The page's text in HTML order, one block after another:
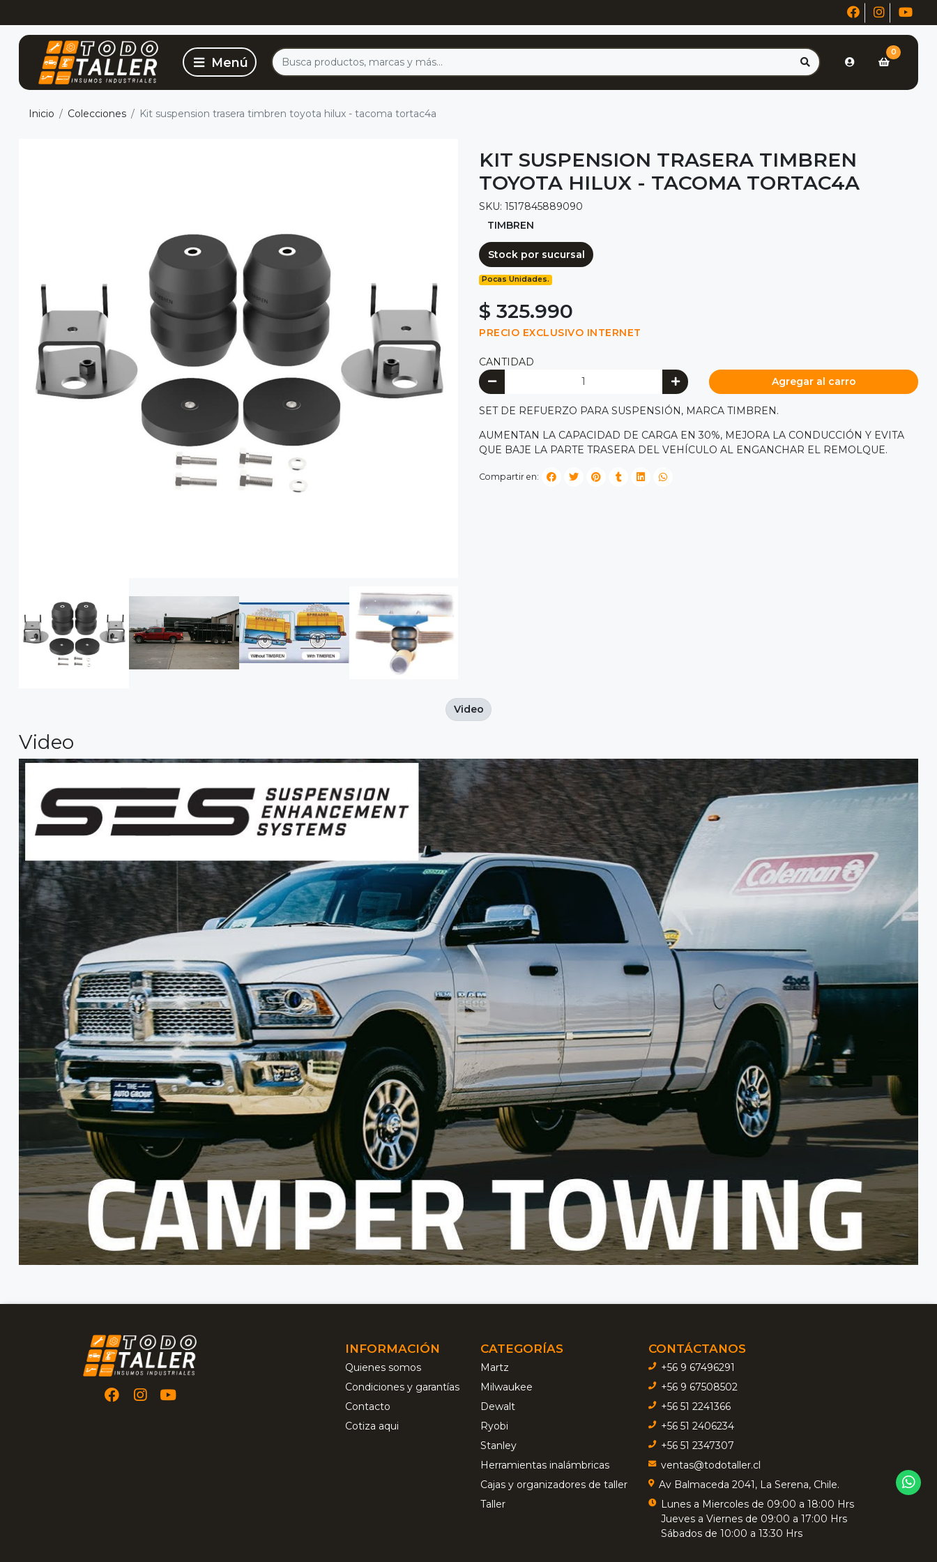
0
Inicio Colecciones Kit suspension trasera timbren toyota hilux - tacoma tortac4a
KIT SUSPENSION TRASERA TIMBREN
TOYOTA HILUX - TACOMA TORTAC4A
SKU: 1517845889090
TIMBREN
Stock por sucursal
Pocas Unidades.
$ 325.990
PRECIO EXCLUSIVO INTERNET
CANTIDAD
Agregar al carro
SET DE REFUERZO PARA SUSPENSIÓN, MARCA TIMBREN.
AUMENTAN LA CAPACIDAD DE CARGA EN 30%, MEJORA LA CONDUCCIÓN Y EVITA
QUE BAJE LA PARTE TRASERA DEL VEHÍCULO AL ENGANCHAR EL REMOLQUE.
Compartir en:
Video
Video
INFORMACIÓN
Quienes somos
Condiciones y garantías
Contacto
Cotiza aqui
CATEGORÍAS
Martz
Milwaukee
Dewalt
Ryobi
Stanley
Herramientas inalámbricas
Cajas y organizadores de taller
Taller
CONTÁCTANOS
+56 9 67496291
+56 9 67508502
+56 51 2241366
+56 51 2406234
+56 51 2347307
ventas@todotaller.cl
Av Balmaceda 2041, La Serena, Chile.
Lunes a Miercoles de 09:00 a 18:00 Hrs
Jueves a Viernes de 09:00 a 17:00 Hrs
Sábados de 10:00 a 13:30 Hrs